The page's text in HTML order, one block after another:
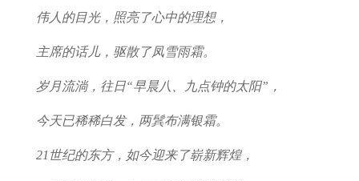
伟人的目光，照亮了心中的理想，
主席的话儿，驱散了凤雪雨霜。
岁月流淌，往日“早晨八、九点钟的太阳”，
今天已稀稀白发，两鬂布满银霜。
21世纪的东方，如今迎来了崭新辉煌，